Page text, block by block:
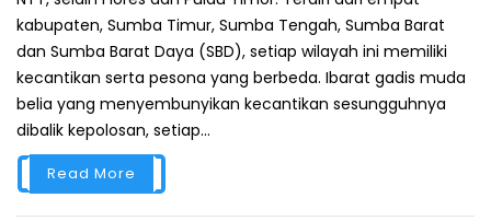
kabupaten, Sumba Timur, Sumba Tengah, Sumba Barat
dan Sumba Barat Daya (SBD), setiap wilayah ini memiliki
kecantikan serta pesona yang berbeda. Ibarat gadis muda
belia yang menyembunyikan kecantikan sesungguhnya
dibalik kepolosan, setiap...
Read More